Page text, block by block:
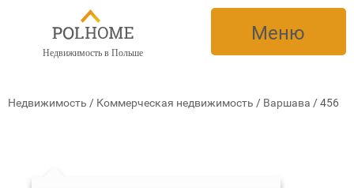
Недвижимость в Польше
Меню
Недвижимость / Коммерческая недвижимость / Варшава /456